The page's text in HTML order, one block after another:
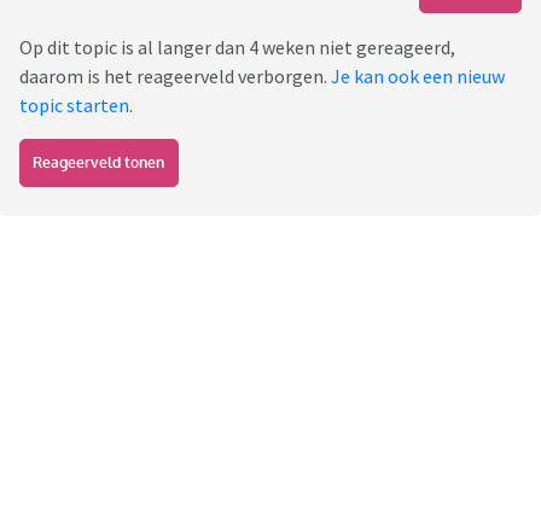
Op dit topic is al langer dan 4 weken niet gereageerd,
daarom is het reageerveld verborgen. Je kan ook een nieuw
topic starten.
Reageerveld tonen